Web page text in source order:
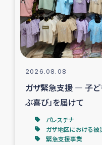
カカ
シリア国内避
トルコにお
インドネシア中部 ス
スリラン
2026.08.08
ガザ緊急支援 ― 子ど
ぶ喜び」を届けて
パレスチナ
ガザ地区における
緊急支援事業